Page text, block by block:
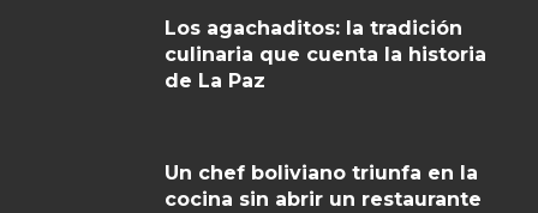
Los agachaditos: la tradición
culinaria que cuenta la historia
de La Paz
Un chef boliviano triunfa en la
cocina sin abrir un restaurante